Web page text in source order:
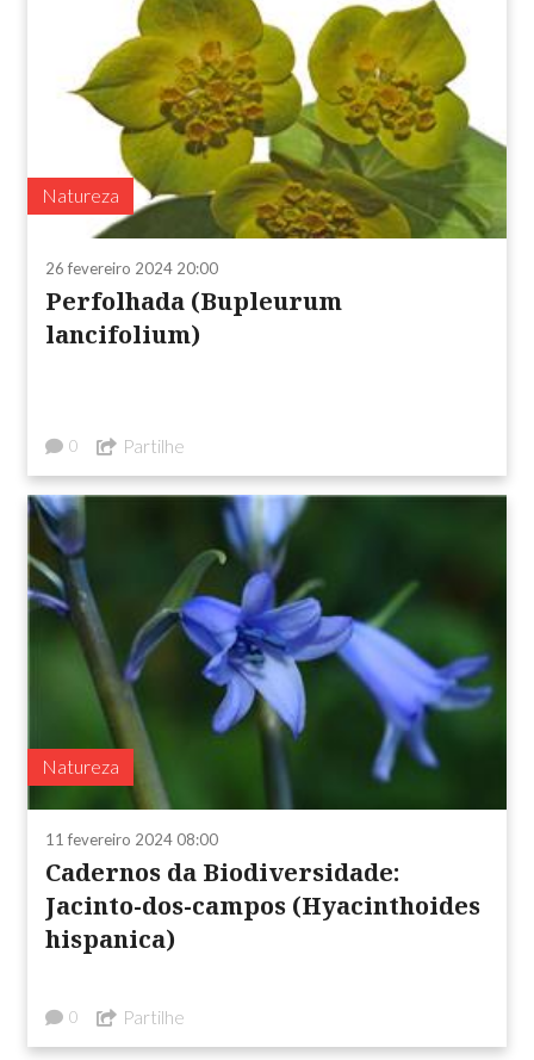
Natureza
26 fevereiro 2024 20:00
Perfolhada (Bupleurum
lancifolium)
0 Partilhe
Natureza
11 fevereiro 2024 08:00
Cadernos da Biodiversidade:
Jacinto-dos-campos (Hyacinthoides
hispanica)
0 Partilhe